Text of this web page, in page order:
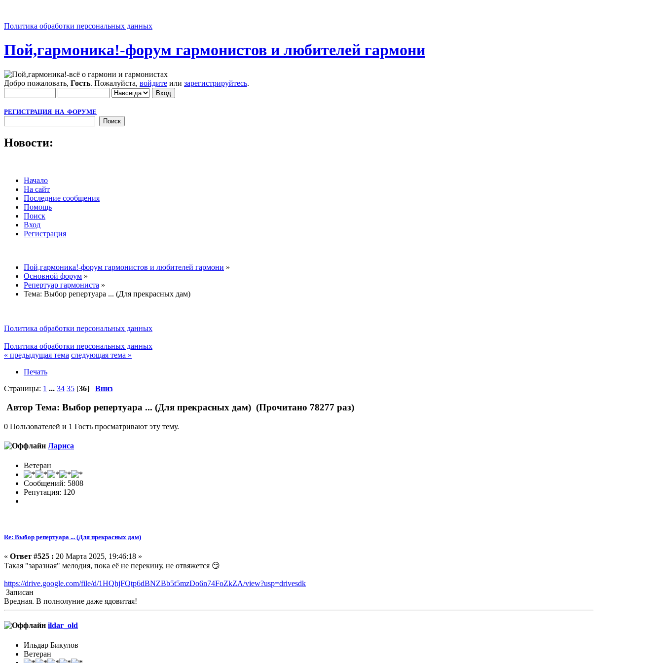
Политика обработки персональных данных
Пой,гармоника!-форум гармонистов и любителей гармони
Добро пожаловать, Гость. Пожалуйста, войдите или зарегистрируйтесь.
РЕГИСТРАЦИЯ НА ФОРУМЕ
Новости:
Начало
На сайт
Последние сообщения
Помощь
Поиск
Вход
Регистрация
Пой,гармоника!-форум гармонистов и любителей гармони »
Основной форум »
Репертуар гармониста »
Тема: Выбор репертуара ... (Для прекрасных дам)
Политика обработки персональных данных
Политика обработки персональных данных
« предыдущая тема следующая тема »
Печать
Страницы: 1 ... 34 35 [36] Вниз
Автор Тема: Выбор репертуара ... (Для прекрасных дам) (Прочитано 78277 раз)
0 Пользователей и 1 Гость просматривают эту тему.
Лариса
Ветеран
Сообщений: 5808
Репутация: 120
Re: Выбор репертуара ... (Для прекрасных дам)
« Ответ #525 : 20 Марта 2025, 19:46:18 »
Такая "заразная" мелодия, пока её не перекину, не отвяжется 😏
https://drive.google.com/file/d/1HQhjFQtp6dBNZBb5t5mzDo6n74FoZkZA/view?usp=drivesdk
Записан
Вредная. В полнолуние даже ядовитая!
ildar_old
Ильдар Бикулов
Ветеран